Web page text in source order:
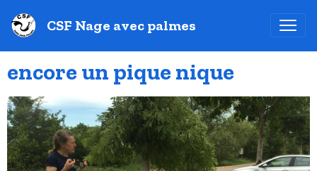
CSF Nage avec palmes
encore un pique nique